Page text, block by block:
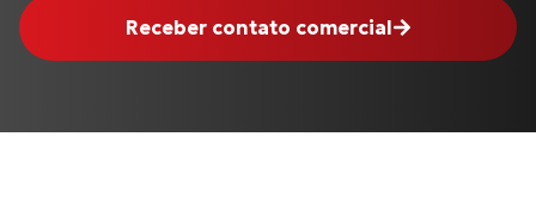
Receber contato comercial